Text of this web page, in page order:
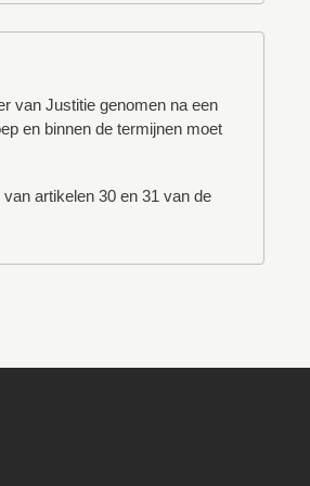
van Justitie genomen na een
en binnen de termijnen moet
artikelen 30 en 31 van de